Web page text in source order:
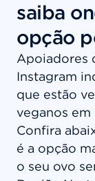
saiba
opção
Apoiadores
Instagram
que estão
veganos em
Confira
é a opção
o seu ovo